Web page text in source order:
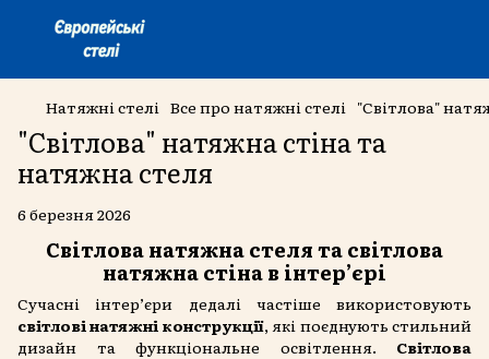
Натяжні стелі Все про натяжні стелі "Світлова"
"Світлова" натяжна стіна та
натяжна стеля
6 березня 2026
Світлова натяжна стеля та світлова
натяжна стіна в інтер’єрі
Сучасні інтер’єри дедалі частіше використовують
світлові натяжні конструкції, які поєднують стильний
дизайн та функціональне освітлення. Світлова